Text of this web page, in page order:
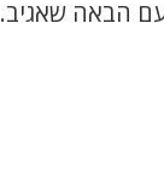
הבאה שאגיב.